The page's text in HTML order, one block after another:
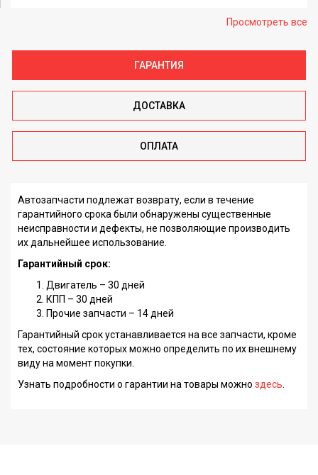
Просмотреть все
ГАРАНТИЯ
ДОСТАВКА
ОПЛАТА
Автозапчасти подлежат возврату, если в течение
гарантийного срока были обнаружены существенные
неисправности и дефекты, не позволяющие производить
их дальнейшее использование.
Гарантийный срок:
Двигатель – 30 дней
КПП – 30 дней
Прочие запчасти – 14 дней
Гарантийный срок устанавливается на все запчасти, кроме
тех, состояние которых можно определить по их внешнему
виду на момент покупки.
Узнать подробности о гарантии на товары можно здесь.